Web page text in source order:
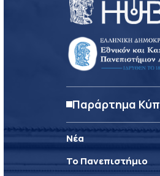
Παράρτημα
Νέα
Το Πανεπιστήμιο